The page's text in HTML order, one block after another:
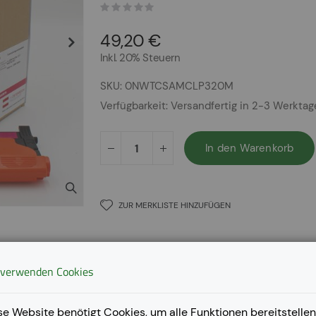
49,20 €
Inkl. 20% Steuern
SKU 0NWTCSAMCLP320M
Verfügbarkeit: Versandfertig in 2-3
In den Warenkorb
ZUR MERKLISTE HINZUFÜGEN
Cookies
Website benötigt Cookies, um alle Funktionen